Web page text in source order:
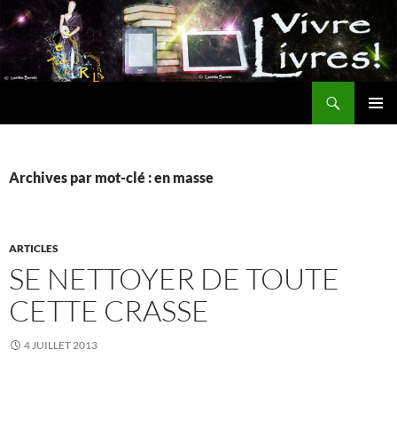
Aller
au
contenu
Archives par mot-clé : en masse
ARTICLES
SE NETTOYER DE TOUTE
CETTE CRASSE
4 JUILLET 2013